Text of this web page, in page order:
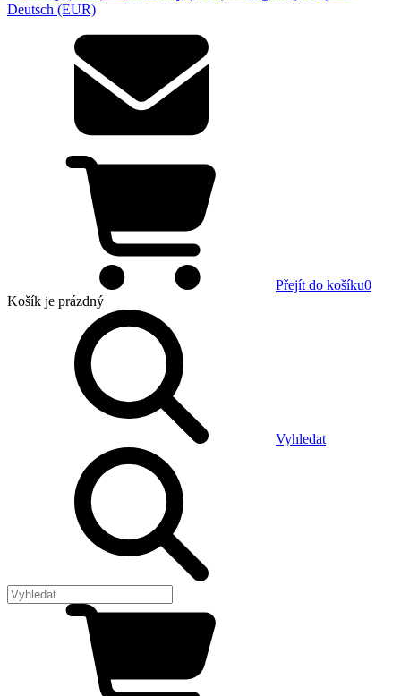
Deutsch (EUR)
Přejít do košíku0
Košík je prázdný
Vyhledat